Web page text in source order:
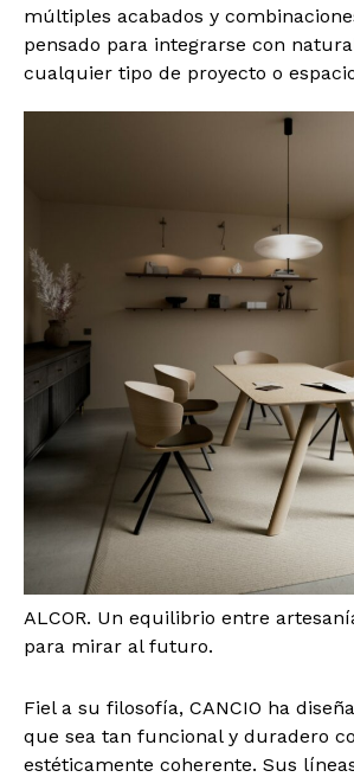
múltiples acabados y
pensado para integrarse con
cualquier tipo de proyecto o
ALCOR. Un equilibrio entre
para mirar al futuro.
Fiel a su filosofía, CANCIO ha
que sea tan funcional y duradero
estéticamente coherente. Sus